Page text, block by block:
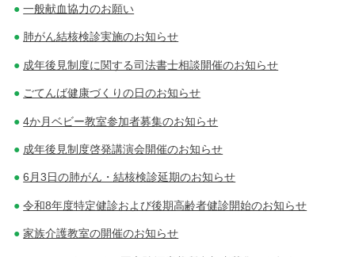
一般献血協力のお願い
肺がん結核検診実施のお知らせ
成年後見制度に関する司法書士相談開催のお知らせ
ごてんば健康づくりの日のお知らせ
4か月ベビー教室参加者募集のお知らせ
成年後見制度啓発講演会開催のお知らせ
6月3日の肺がん・結核検診延期のお知らせ
令和8年度特定健診および後期高齢者健診開始のお知らせ
家族介護教室の開催のお知らせ